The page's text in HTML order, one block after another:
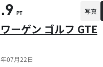
07月22日
ーゲン ゴルフ GTE
PT 写真